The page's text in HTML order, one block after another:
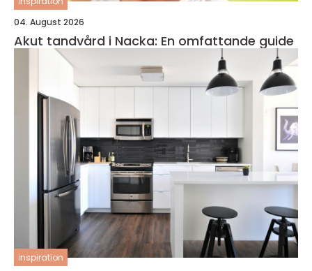
04. August 2026
Akut tandvård i Nacka: En omfattande guide
inspiration